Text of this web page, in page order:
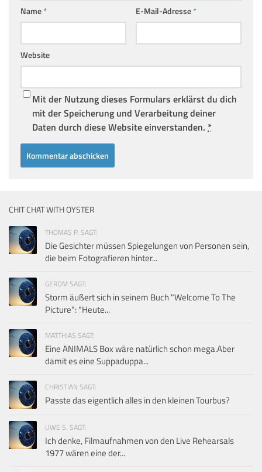
Name* E-Mail-Adresse*
Website
Mit der Nutzung dieses Formulars erklärst du dich
mit der Speicherung und Verarbeitung deiner
Daten durch diese Website einverstanden. *
CHIT CHAT WITH OYSTER
THOMAS P. SAGT:
Die Gesichter müssen Spiegelungen von Personen sein,
die beim Fotografieren hinter...
GERDM SAGT:
Storm äußert sich in seinem Buch "Welcome To The
Picture": "Heute...
MATTHIAS SAGT:
Eine ANIMALS Box wäre natürlich schon mega.Aber
damit es eine Suppaduppa...
CHRISTIAN SAGT:
Passte das eigentlich alles in den kleinen Tourbus?
UWE S. SAGT:
Ich denke, Filmaufnahmen von den Live Rehearsals
1977 wären eine der...